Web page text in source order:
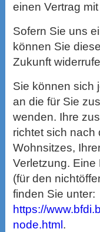
einen Vertrag
Sofern Sie uns
können Sie
Zukunft
Sie können sich
an die für Sie
wenden. Ihre
richtet sich nach
Wohnsitzes,
Verletzung. Eine
(für den
finden Sie unter:
https://
node.html .